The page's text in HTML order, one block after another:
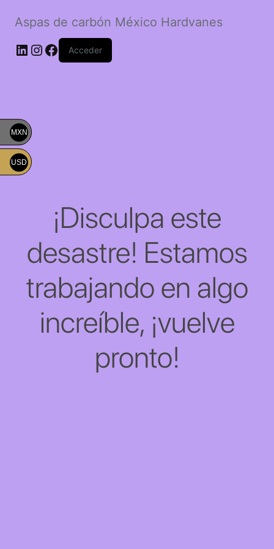
Aspas de carbón México Hardvanes
LinkedIn
Instagram
Facebook
Acceder
¡Disculpa este
desastre! Estamos
trabajando en algo
increíble, ¡vuelve
pronto!
MXN
USD